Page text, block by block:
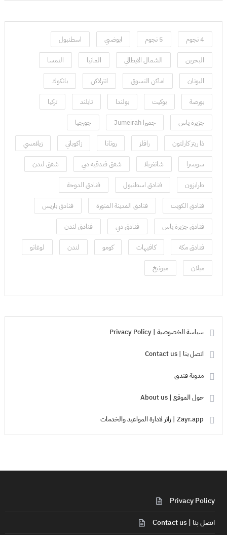
4 نجوم 5 نجوم ابوضبي اسطنبول
البحرين الشمال الايطالي المانيا النمسا
اليونان اماكن التسوق انترلاكن بانكوك
بورصة بوكيت بولندا تايلند تركيا
جزيرة ياس جميرا Jumeirah جورجيا
ذا ريتز كارلتون رافلز روتانا زاكوباني زيلامسي
سويسرا شانغريلا شقق فندقية دبي شقق لندن
طرابزون فنادق اسطنبول فنادق الدوحة
فنادق الكويت فنادق المدينة المنورة فنادق باريس
فنادق جزيرة ياس فنادق دبي فنادق لندن
فنادق مكة كافيهات كومو لندن لوغانو
ميلان ميونيخ
سياسة الخصوصية | Privacy Policy
اتصل بنا | Contact us
مدونة فندق
حول الموقع | About us
Zayr.app | زائر لادارة المواعيد والخدمات
Privacy Policy
اتصل بنا | Contact us